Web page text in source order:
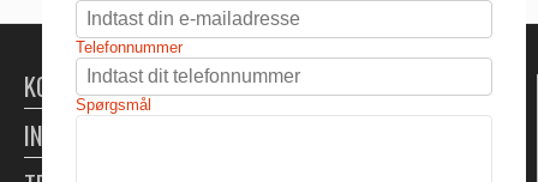
KONTAKT
INFORMATION
Telefonnummer
Spørgsmål